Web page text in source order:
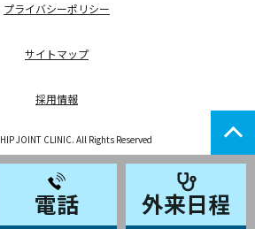
プライバシーポリシー
サイトマップ
採用情報
JOINT CLINIC. All Rights Reserved
電話 外来日程